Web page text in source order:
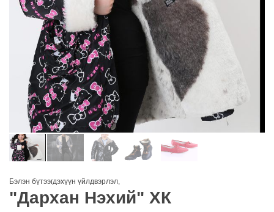
Бэлэн бүтээгдэхүүн үйлдвэрлэл,
"Дархан Нэхий" ХК